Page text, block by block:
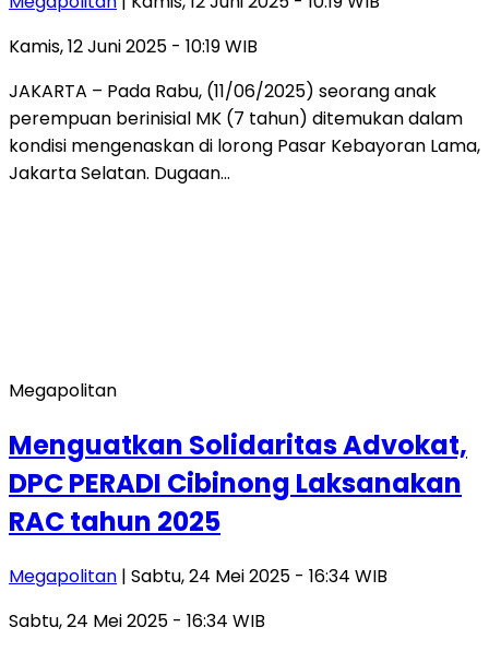
Kamis, 12 Juni 2025 - 10:19 WIB
JAKARTA – Pada Rabu, (11/06/2025) seorang anak
perempuan berinisial MK (7 tahun) ditemukan dalam
kondisi mengenaskan di lorong Pasar Kebayoran Lama,
Jakarta Selatan. Dugaan…
Megapolitan
Menguatkan Solidaritas Advokat,
DPC PERADI Cibinong Laksanakan
RAC tahun 2025
Megapolitan | Sabtu, 24 Mei 2025 - 16:34 WIB
Sabtu, 24 Mei 2025 - 16:34 WIB